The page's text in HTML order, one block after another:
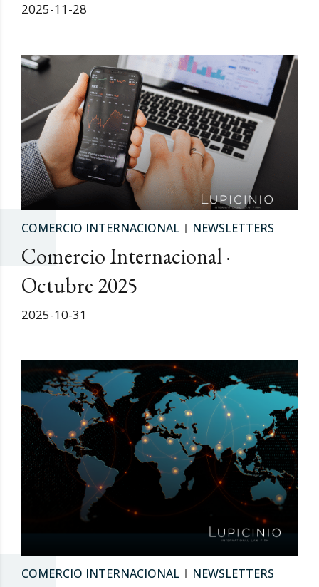
2025-11-28
COMERCIO INTERNACIONAL NEWSLETTERS
Comercio Internacional ·
Octubre 2025
2025-10-31
COMERCIO INTERNACIONAL NEWSLETTERS